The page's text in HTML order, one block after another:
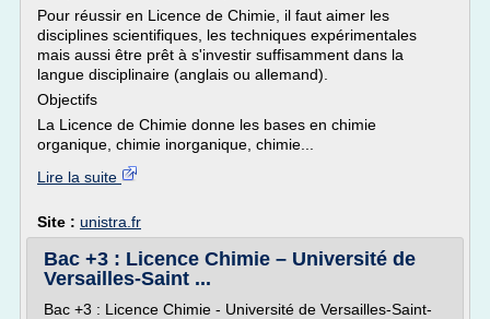
Pour réussir en Licence de Chimie, il faut aimer les
disciplines scientifiques, les techniques expérimentales
mais aussi être prêt à s'investir suffisamment dans la
langue disciplinaire (anglais ou allemand).
Objectifs
La Licence de Chimie donne les bases en chimie
organique, chimie inorganique, chimie...
Lire la suite
Site : unistra.fr
Bac +3 : Licence Chimie – Université de
Versailles-Saint ...
Bac +3 : Licence Chimie - Université de Versailles-Saint-